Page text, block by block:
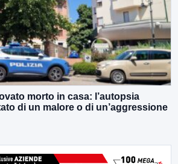
morto in casa: l’autopsia
di un malore o di un’aggressione